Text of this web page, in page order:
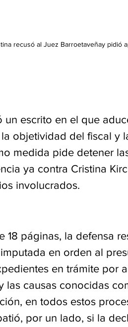
recusó al Juez Barroetaveñay pidió
un escrito en el que
objetividad del fiscal y
medida pide detener
ya contra Cristina
involucrados.
18 páginas, la defensa
en orden al
en trámite por
las causas conocidas
en todos estos
por un lado, si la